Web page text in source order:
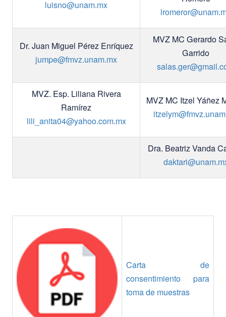
luisno@unam.mx
Dr. Juan Miguel Pérez Enríquez
jumpe@fmvz.unam.mx
MVZ MC Gerardo
Garrido
MVZ. Esp. Liliana Rivera
Ramírez
lili_anita04@yahoo.com.mx
MVZ MC Itzel Yáñez
Dra. Beatriz Vanda
Carta de
consentimiento para
toma de muestras